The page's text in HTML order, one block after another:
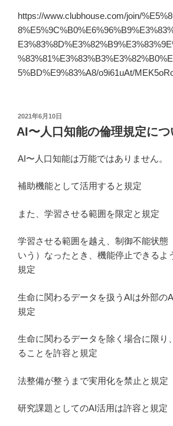
https://www.clubhouse.com/join/
5%BD%E9%83%A8/o9i61uAt/
投
稿
日:
2021年6月10日
AI〜人口知能の倫理規定につ
AI〜人口知能は万能ではありません。
補助機能として活用すると規定
また、学習させる範囲を限定と規定
学習させる範囲を越え、制御不能状態
いう）なったとき、機能停止できるよ
規定
生命に関わるデータを扱うAIは外部の
規定
生命に関わるデータを除く場合に限り
ることを許容と規定
法整備が整うまで実用化を禁止と規定
研究課題としてのAI活用は許容と規定